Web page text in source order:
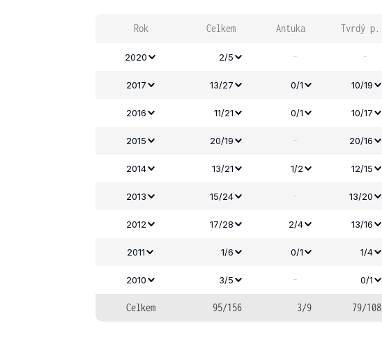
Rok Celkem Antuka Tvrdý p.
2020 2/5 - -
2017 13/27 0/1 10/19
2016 11/21 0/1 10/17
2015 20/19 - 20/16
2014 13/21 1/2 12/15
2013 15/24 - 13/20
2012 17/28 2/4 13/16
2011 1/6 0/1 1/4
2010 3/5 - 0/1
Celkem 95/156 3/9 79/108